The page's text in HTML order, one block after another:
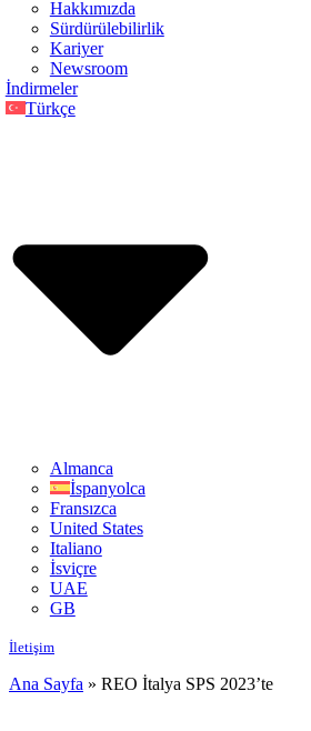
Hakkımızda
Sürdürülebilirlik
Kariyer
Newsroom
İndirmeler
Türkçe
Almanca
İspanyolca
Fransızca
United States
Italiano
İsviçre
UAE
GB
İletişim
Ana Sayfa » REO İtalya SPS 2023’te